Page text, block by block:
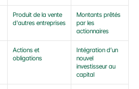
Produit de la vente
d'autres entreprises
Montants prêtés
par les
actionnaires
Actions et
obligations
Intégration d’un
nouvel
investisseur au
capital